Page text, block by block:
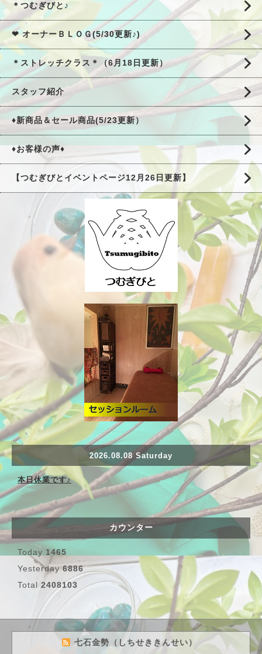
＊つむぎびと♪
❤ オーナーＢＬＯＧ(5/30更新♪)
＊ストレッチクラス＊（6月18日更新）
スタッフ紹介
♦新商品＆セール商品(5/23更新）
♦お客様の声♦
【つむぎびとイベントページ12月26日更新】
2026.08.08 Saturday
本日休業です♪
カウンター
Today 1465
Yesterday6886
Total 2408103
七石金勢（しちせききんせい）